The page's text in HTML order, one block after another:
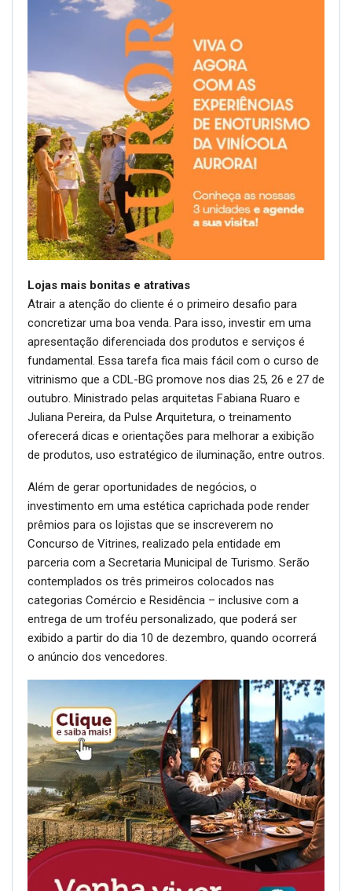
Lojas mais bonitas e atrativas
Atrair a atenção do cliente é o primeiro desafio para
concretizar uma boa venda. Para isso, investir em uma
apresentação diferenciada dos produtos e serviços é
fundamental. Essa tarefa fica mais fácil com o curso de
vitrinismo que a CDL-BG promove nos dias 25, 26 e 27 de
outubro. Ministrado pelas arquitetas Fabiana Ruaro e
Juliana Pereira, da Pulse Arquitetura, o treinamento
oferecerá dicas e orientações para melhorar a exibição
de produtos, uso estratégico de iluminação, entre outros.
Além de gerar oportunidades de negócios, o
investimento em uma estética caprichada pode render
prêmios para os lojistas que se inscreverem no
Concurso de Vitrines, realizado pela entidade em
parceria com a Secretaria Municipal de Turismo. Serão
contemplados os três primeiros colocados nas
categorias Comércio e Residência – inclusive com a
entrega de um troféu personalizado, que poderá ser
exibido a partir do dia 10 de dezembro, quando ocorrerá
o anúncio dos vencedores.